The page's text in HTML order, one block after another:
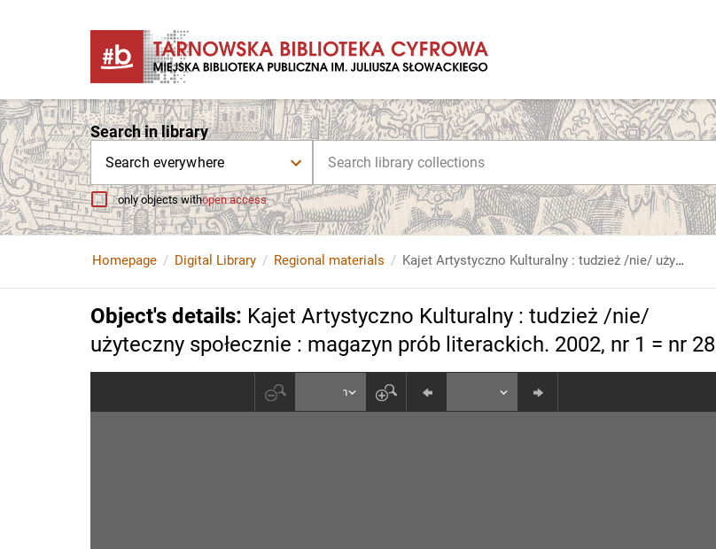
Search in library
Search everywhere
only objects withopen access
Homepage Digital Library Regional materials Kajet Artystyczno Kulturalny : tudzież /nie/ użyteczny społecznie : magazyn prób literackich. 2002, nr 1 = nr 28
Object's details: Kajet Artystyczno Kulturalny : tudzież /nie/
użyteczny społecznie : magazyn prób literackich. 2002, nr 1 = nr 28